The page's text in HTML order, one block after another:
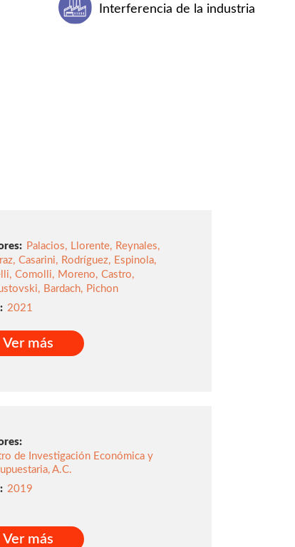
Interferencia de la industria
Palacios, Llorente, Reynales,
, Casarini, Rodríguez, Espinola,
, Comolli, Moreno, Castro,
, Bardach, Pichon
2021
Ver más
de Investigación Económica y
A.C.
2019
Ver más